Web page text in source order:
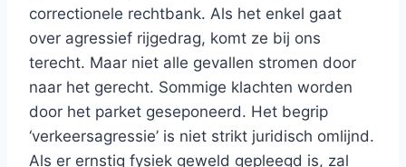
correctionele rechtbank. Als het enkel gaat
over agressief rijgedrag, komt ze bij ons
terecht. Maar niet alle gevallen stromen door
naar het gerecht. Sommige klachten worden
door het parket geseponeerd. Het begrip
‘verkeersagressie’ is niet strikt juridisch omlijnd.
Als er ernstig fysiek geweld gepleegd is, zal